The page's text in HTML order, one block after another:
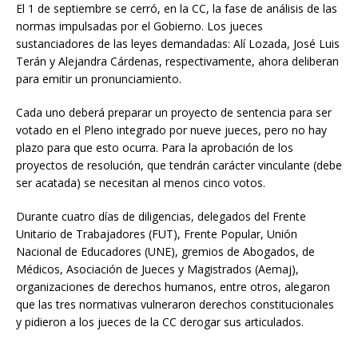
El 1 de septiembre se cerró, en la CC, la fase de análisis de las
normas impulsadas por el Gobierno. Los jueces
sustanciadores de las leyes demandadas: Alí Lozada, José Luis
Terán y Alejandra Cárdenas, respectivamente, ahora deliberan
para emitir un pronunciamiento.
Cada uno deberá preparar un proyecto de sentencia para ser
votado en el Pleno integrado por nueve jueces, pero no hay
plazo para que esto ocurra. Para la aprobación de los
proyectos de resolución, que tendrán carácter vinculante (debe
ser acatada) se necesitan al menos cinco votos.
Durante cuatro días de diligencias, delegados del Frente
Unitario de Trabajadores (FUT), Frente Popular, Unión
Nacional de Educadores (UNE), gremios de Abogados, de
Médicos, Asociación de Jueces y Magistrados (Aemaj),
organizaciones de derechos humanos, entre otros, alegaron
que las tres normativas vulneraron derechos constitucionales
y pidieron a los jueces de la CC derogar sus articulados.